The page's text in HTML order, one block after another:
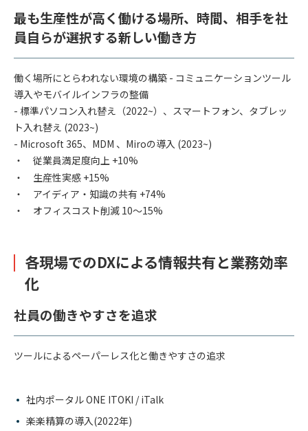
最も生産性が高く働ける場所、時間、相手を社
員自らが選択する新しい働き方
働く場所にとらわれない環境の構築 - コミュニケーションツール
導入やモバイルインフラの整備
- 標準パソコン入れ替え（2022~）、スマートフォン、タブレッ
ト入れ替え (2023~)
- Microsoft 365、MDM 、Miroの導入 (2023~)
・ 従業員満足度向上 +10%
・ 生産性実感 +15%
・ アイディア・知識の共有 +74%
・ オフィスコスト削減 10～15%
各現場でのDXによる情報共有と業務効率
化
社員の働きやすさを追求
ツールによるペーパーレス化と働きやすさの追求
社内ポータル ONE ITOKI / iTalk
楽楽精算の導入(2022年)